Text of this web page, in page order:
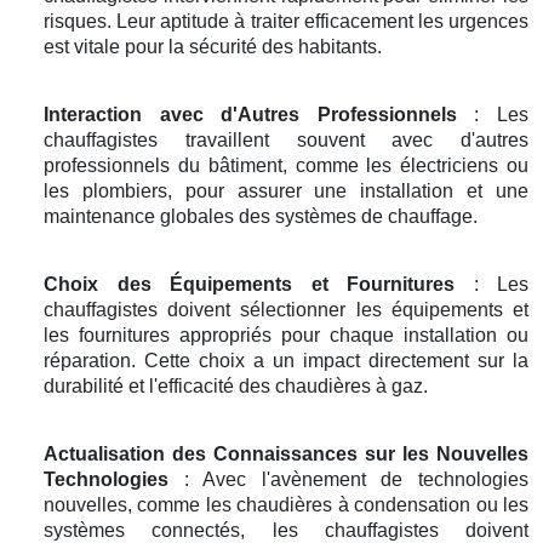
risques. Leur aptitude à traiter efficacement les urgences
est vitale pour la sécurité des habitants.
Interaction avec d'Autres Professionnels: Les
chauffagistes travaillent souvent avec d'autres
professionnels du bâtiment, comme les électriciens ou
les plombiers, pour assurer une installation et une
maintenance globales des systèmes de chauffage.
Choix des Équipements et Fournitures : Les
chauffagistes doivent sélectionner les équipements et
les fournitures appropriés pour chaque installation ou
réparation. Cette choix a un impact directement sur la
durabilité et l'efficacité des chaudières à gaz.
Actualisation des Connaissances sur les Nouvelles
Technologies : Avec l'avènement de technologies
nouvelles, comme les chaudières à condensation ou les
systèmes connectés, les chauffagistes doivent